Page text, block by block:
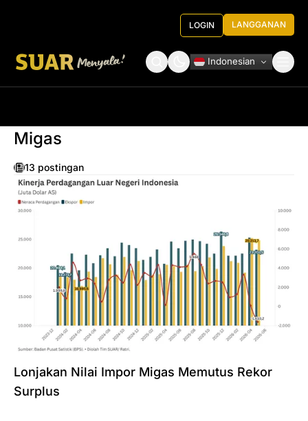
LOGIN LANGGANAN
Indonesian
Migas
13 postingan
Lonjakan Nilai Impor Migas Memutus Rekor
Surplus